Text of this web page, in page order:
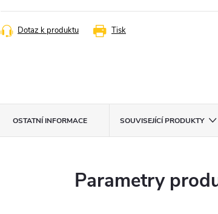
cena:
Tisk
Dotaz k produktu
OSTATNÍ INFORMACE SOUVISEJÍCÍ PRODUKTY
Parametry